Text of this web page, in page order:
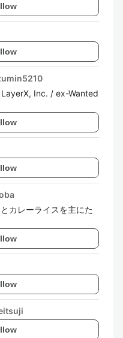
Inc. / ex-Wanted
カレーライスを主にた